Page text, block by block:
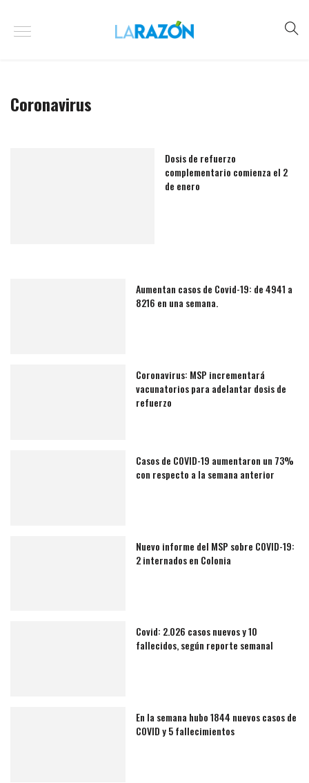
Coronavirus
Dosis de refuerzo
complementario comienza el 2
de enero
Aumentan casos de Covid-19: de 4941 a
8216 en una semana.
Coronavirus: MSP incrementará
vacunatorios para adelantar dosis de
refuerzo
Casos de COVID-19 aumentaron un 73%
con respecto a la semana anterior
Nuevo informe del MSP sobre COVID-19:
2 internados en Colonia
Covid: 2.026 casos nuevos y 10
fallecidos, según reporte semanal
En la semana hubo 1844 nuevos casos de
COVID y 5 fallecimientos